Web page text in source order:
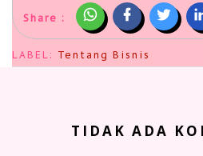
Share :
LABEL: Tentang Bisnis
TIDAK ADA